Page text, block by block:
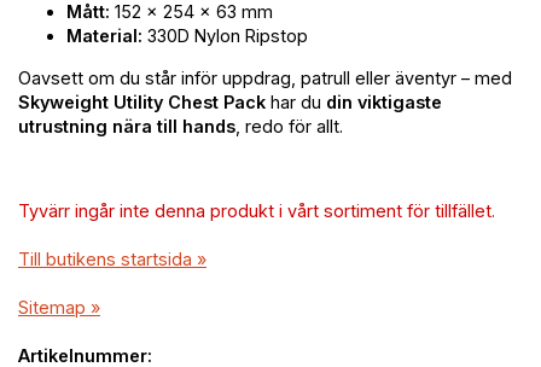
Mått: 152 × 254 × 63 mm
Material: 330D Nylon Ripstop
Oavsett om du står inför uppdrag, patrull eller äventyr – med
Skyweight Utility Chest Pack har du din viktigaste
utrustning nära till hands , redo för allt.
Tyvärr ingår inte denna produkt i vårt sortiment för tillfället.
Till butikens startsida »
Sitemap »
Artikelnummer: